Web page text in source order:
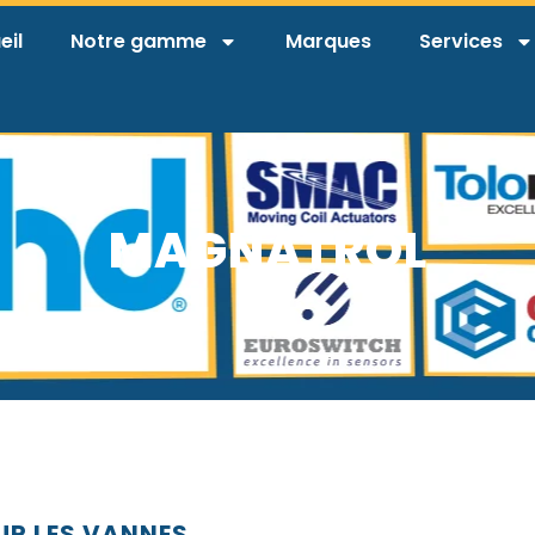
Notre gamme Marques Services
MAGNATROL